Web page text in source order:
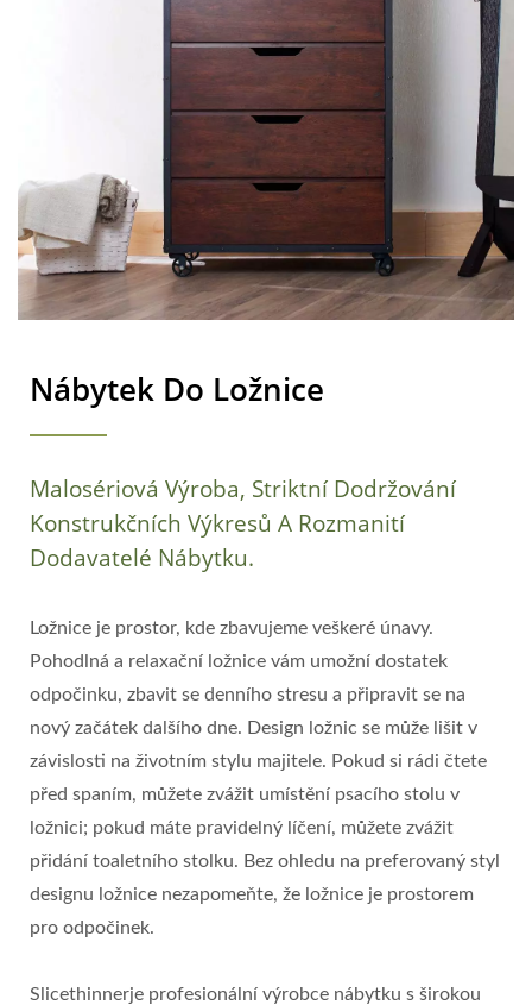
Nábytek Do Ložnice
Malosériová Výroba, Striktní Dodržování
Konstrukčních Výkresů A Rozmanití
Dodavatelé Nábytku.
Ložnice je prostor, kde zbavujeme veškeré únavy.
Pohodlná a relaxační ložnice vám umožní dostatek
odpočinku, zbavit se denního stresu a připravit se na
nový začátek dalšího dne. Design ložnic se může lišit v
závislosti na životním stylu majitele. Pokud si rádi čtete
před spaním, můžete zvážit umístění psacího stolu v
ložnici; pokud máte pravidelný líčení, můžete zvážit
přidání toaletního stolku. Bez ohledu na preferovaný styl
designu ložnice nezapomeňte, že ložnice je prostorem
pro odpočinek.
Slicethinnerje profesionální výrobce nábytku s širokou